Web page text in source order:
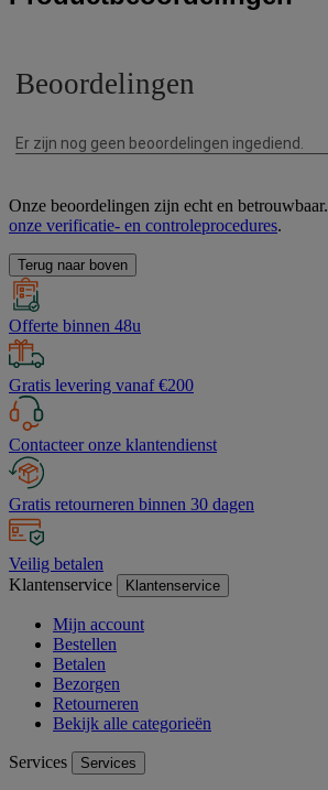
Onze beoordelingen zijn echt en betrouwbaar.
onze verificatie- en controleprocedures.
Terug naar boven
Offerte binnen 48u
Gratis levering vanaf €200
Contacteer onze klantendienst
Gratis retourneren binnen 30 dagen
Veilig betalen
Klantenservice
Klantenservice
Mijn account
Bestellen
Betalen
Bezorgen
Retourneren
Bekijk alle categorieën
Services Services